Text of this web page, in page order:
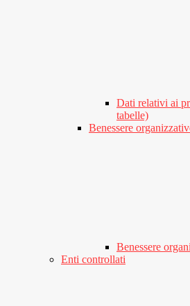
Dati relativi ai
tabelle)
Benessere
Benessere
Enti controllati